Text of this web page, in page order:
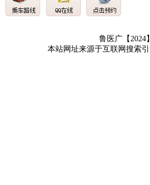
鲁医广【2024
本站网址来源于互联网搜索